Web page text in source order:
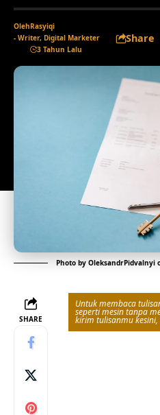
OlehRasyiqi
- Writer, Digital Marketer
3 Tahun Lalu
Share
Photo by OleksandrPidvalnyi
SHARE
Untuk membaca
seperti mesin tanpa
kirim tulisanmu